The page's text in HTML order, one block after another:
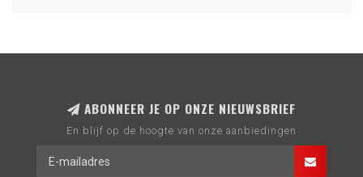
ABONNEER JE OP ONZE NIEUWSBRIEF
En blijf op de hoogte van onze aanbiedingen